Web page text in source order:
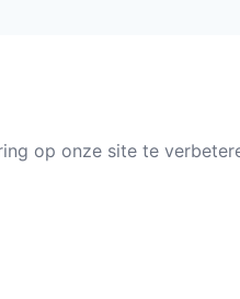
op onze site te